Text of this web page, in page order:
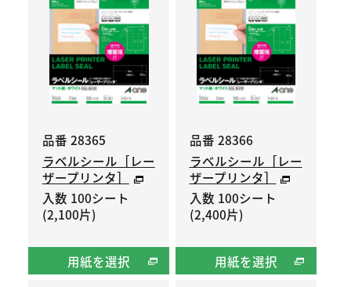
品番 28365
ラベルシール［レー
ザープリンタ］
入数 100シート
(2,100片)
用紙を選択
品番 28366
ラベルシール［レー
ザープリンタ］
入数 100シート
(2,400片)
用紙を選択